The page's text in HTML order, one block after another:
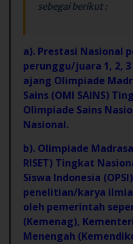
sebegai berikut :
a). Prestasi Nasional
perunggu/juara 1, 2,
ajang Olimpiade
Sains (OMI SAINS)
Olimpiade Sains
Nasional.
b). Olimpiade
RISET) Tingkat
Siswa Indonesia
penelitian/karya
oleh pemerintah
(Kemenag),
Menengah